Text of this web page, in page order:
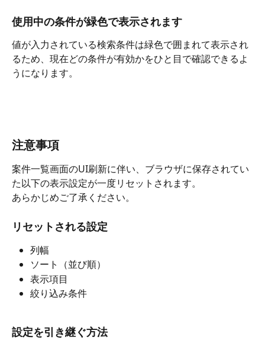
使用中の条件が緑色で表示されます
値が入力されている検索条件は緑色で囲まれて表示され
るため、現在どの条件が有効かをひと目で確認できるよ
うになります。
注意事項
案件一覧画面のUI刷新に伴い、ブラウザに保存されてい
た以下の表示設定が一度リセットされます。
あらかじめご了承ください。
リセットされる設定
列幅
ソート（並び順）
表示項目
絞り込み条件
設定を引き継ぐ方法